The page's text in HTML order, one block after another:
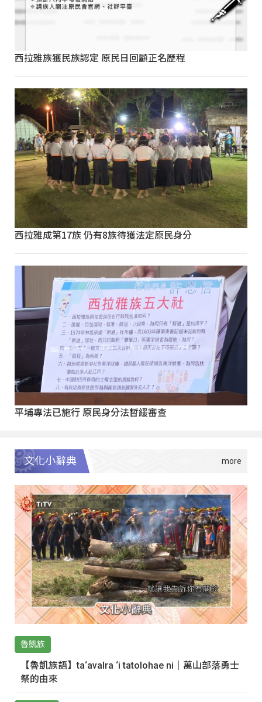
西拉雅族獲民族認定 原民日回顧正名歷程
西拉雅成第17族 仍有8族待獲法定原民身分
平埔專法已施行 原民身分法暫緩審查
文化小辭典
魯凱族
【魯凱族語】ta‘avalra ‘i tatolohae ni｜萬山部落勇士
祭的由來